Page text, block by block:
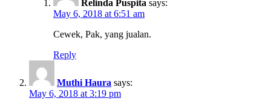
Relinda Puspita says:
May 6, 2018 at 6:51 am
Cewek, Pak, yang jualan.
Reply
Muthi Haura says:
May 6, 2018 at 3:19 pm